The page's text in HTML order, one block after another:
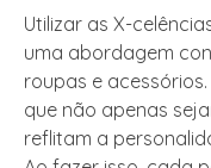
Utilizar as X-
uma abordagem
roupas e
que não apenas
reflitam a